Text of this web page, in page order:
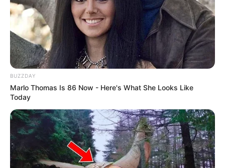
BUZZDAY
Marlo Thomas Is 86 Now - Here's What She Looks Like
Today